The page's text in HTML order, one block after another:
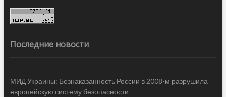
Последние новости
МИД Украины: Безнаказанность России в 2008-м разрушила
европейскую систему безопасности